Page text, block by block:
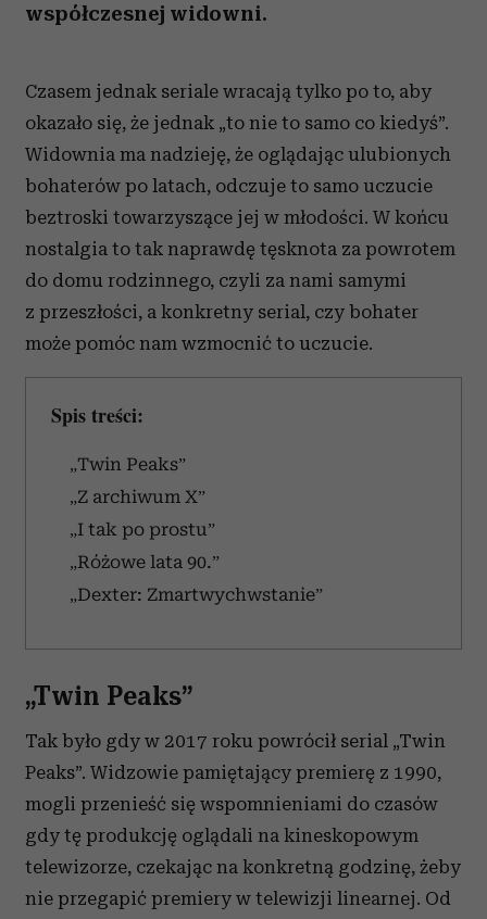
współczesnej widowni.
Czasem jednak seriale wracają tylko po to, aby
okazało się, że jednak „to nie to samo co kiedyś”.
Widownia ma nadzieję, że oglądając ulubionych
bohaterów po latach, odczuje to samo uczucie
beztroski towarzyszące jej w młodości. W końcu
nostalgia to tak naprawdę tęsknota za powrotem
do domu rodzinnego, czyli za nami samymi
z przeszłości, a konkretny serial, czy bohater
może pomóc nam wzmocnić to uczucie.
Spis treści:
„Twin Peaks”
„Z archiwum X”
„I tak po prostu”
„Różowe lata 90.”
„Dexter: Zmartwychwstanie”
„Twin Peaks”
Tak było gdy w 2017 roku powrócił serial „Twin
Peaks”. Widzowie pamiętający premierę z 1990,
mogli przenieść się wspomnieniami do czasów
gdy tę produkcję oglądali na kineskopowym
telewizorze, czekając na konkretną godzinę, żeby
nie przegapić premiery w telewizji linearnej. Od